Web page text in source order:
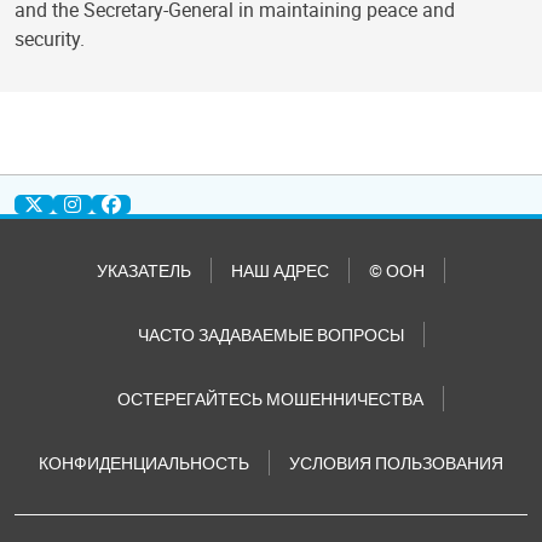
and the Secretary-General in maintaining peace and
security.
УКАЗАТЕЛЬ НАШ АДРЕС © ООН
ЧАСТО ЗАДАВАЕМЫЕ ВОПРОСЫ
ОСТЕРЕГАЙТЕСЬ МОШЕННИЧЕСТВА
КОНФИДЕНЦИАЛЬНОСТЬ УСЛОВИЯ ПОЛЬЗОВАНИЯ